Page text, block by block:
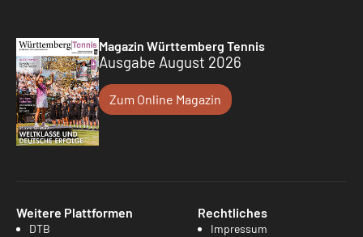
Magazin Württemberg Tennis
Ausgabe August 2026
Zum Online Magazin
Weitere Plattformen
DTB
Rechtliches
Impressum